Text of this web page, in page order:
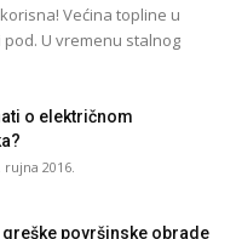
Većina topline u
U vremenu stalnog
o električnom
rujna 2016.
površinske obrade